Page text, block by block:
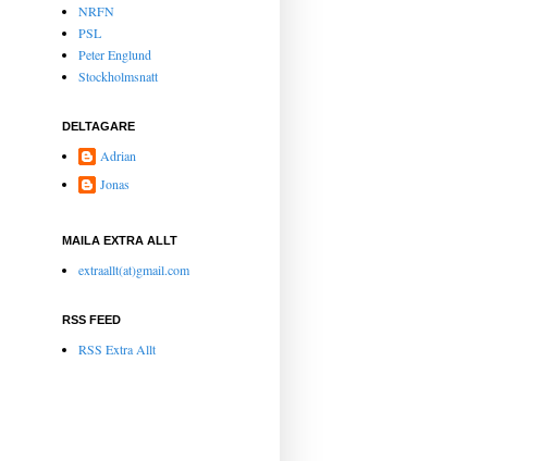
NRFN
PSL
Peter Englund
Stockholmsnatt
DELTAGARE
Adrian
Jonas
MAILA EXTRA ALLT
extraallt(at)gmail.com
RSS FEED
RSS Extra Allt